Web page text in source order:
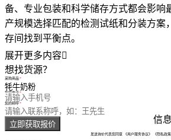
备、专业包装和科学储存方式都会影响
产规模选择匹配的检测试纸和分装方案
存间找到平衡点。
展开更多内容
想找货源？
采购商品
您的电话
您的称呼
立即获取报价 信
发送询价代表您同意 《用户服务协议》 《隐私政策